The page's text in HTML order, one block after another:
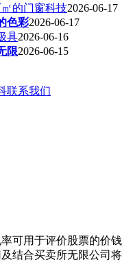
的门窗科技2026-06-17
色彩2026-06-17
具2026-06-16
限2026-06-15
联系我们
可用于评价股票的价钱
结合买卖所无限公司将